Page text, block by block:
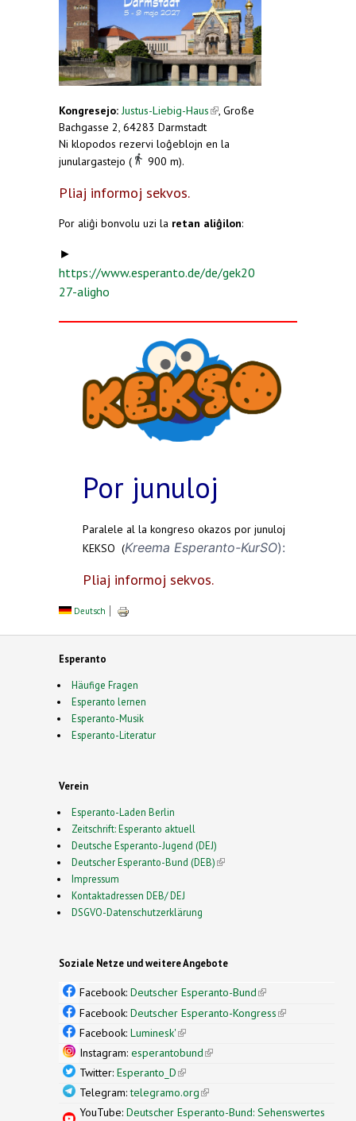
Kongresejo:Justus-Liebig-Haus(link is external)
, Große
Bachgasse 2, 64283 Darmstadt
Ni klopodos rezervi loĝeblojn en la
junulargastejo (
900 m).
Pliaj informoj sekvos.
Por aliĝi bonvolu uzi la retan aliĝilon:
►
https://www.esperanto.de/de/gek20
27-aligho
Por junuloj
Paralele al la kongreso okazos por junuloj
KEKSO (Kreema Esperanto-KurSO):
Pliaj informoj sekvos.
Deutsch
Esperanto
Häufige Fragen
Esperanto lernen
Esperanto-Musik
Esperanto-Literatur
Verein
Esperanto-Laden Berlin
Zeitschrift: Esperanto aktuell
Deutsche Esperanto-Jugend (DEJ)
Deutscher Esperanto-Bund (DEB)(link is external)
Impressum
Kontaktadressen DEB/ DEJ
DSGVO-Datenschutzerklärung
Soziale Netze und weitere Angebote
Facebook: Deutscher Esperanto-Bund(link is
external)
Facebook: Deutscher Esperanto-Kongress(link is
Facebook: Luminesk'(link is external)
Instagram: esperantobund(link is external)
Twitter: Esperanto_D(link is external)
Telegram:telegramo.org(link is external)
YouTube: Deutscher Esperanto-Bund: Sehenswertes